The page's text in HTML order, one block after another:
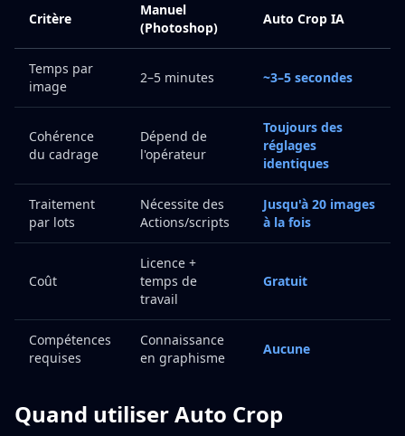
Critère
Manuel
(Photoshop)
Auto Crop IA
Temps par
image
2–5 minutes ~3–5 secondes
Cohérence
du cadrage
Dépend de
l'opérateur
Toujours des
réglages
identiques
Traitement
par lots
Nécessite des
Actions/scripts
Jusqu'à 20 images
à la fois
Coût
Licence +
temps de
travail
Gratuit
Compétences
requises
Connaissance
en graphisme
Aucune
Quand utiliser Auto Crop